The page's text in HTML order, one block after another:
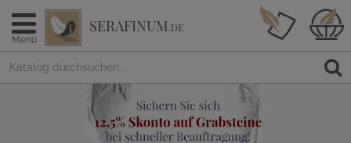
Menü
SERAFINUM.DE